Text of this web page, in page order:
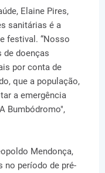
Elaine Pires,
sanitárias é a
festival. “Nosso
de doenças
por conta de
que a população,
a emergência
Bumbódromo",
Mendonça,
no período de pré-